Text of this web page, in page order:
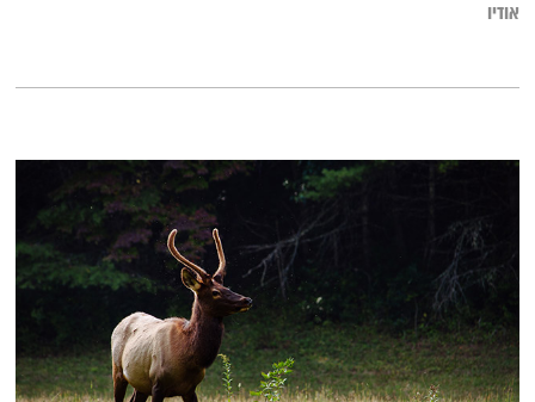
אודיו